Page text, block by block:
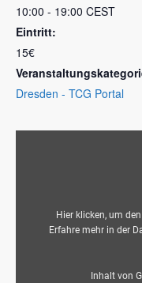
10:00 - 19:00 CEST
Eintritt:
15€
Dresden - TCG Portal
Hier klicken, um
Erfahre mehr in der
Inhalt von